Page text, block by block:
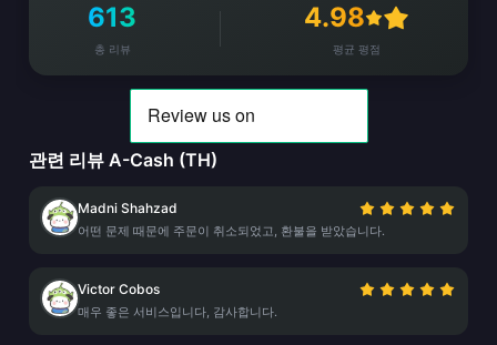
613
총 리뷰
4.98
평균 평점
관련 리뷰 A-Cash (TH)
Madni Shahzad
어떤 문제 때문에 주문이 취소되었고, 환불을 받았습니다.
Victor Cobos
매우 좋은 서비스입니다, 감사합니다.